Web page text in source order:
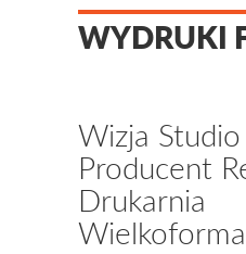
WYDRUKI
Wizja
Producent
Drukarnia